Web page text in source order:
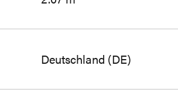
Deutschland (DE)